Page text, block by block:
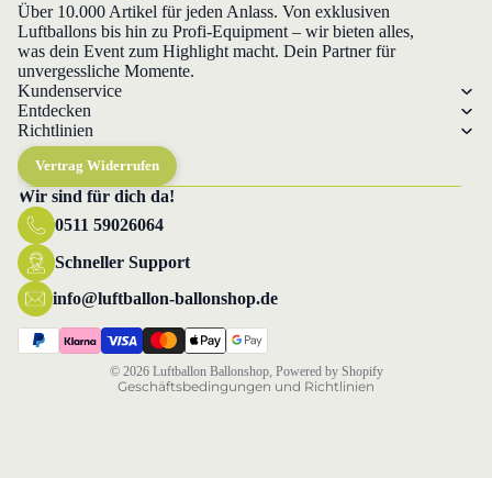
Über 10.000 Artikel für jeden Anlass. Von exklusiven
Luftballons bis hin zu Profi-Equipment – wir bieten alles,
was dein Event zum Highlight macht. Dein Partner für
unvergessliche Momente.
Kundenservice
Entdecken
Richtlinien
Vertrag Widerrufen
Wir sind für dich da!
0511 59026064
Schneller Support
info@luftballon-ballonshop.de
© 2026 Luftballon Ballonshop, Powered by Shopify
Geschäftsbedingungen und Richtlinien
Datenschutzerklärung
Widerrufsrecht
AGB
Versand
Impressum